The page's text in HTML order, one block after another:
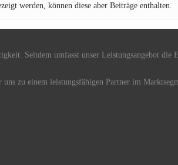
werden, können diese aber Beiträge enthalten.
Seitdem umfasst unser Leistungsangebot
zu einem leistungsfähigen Partner im